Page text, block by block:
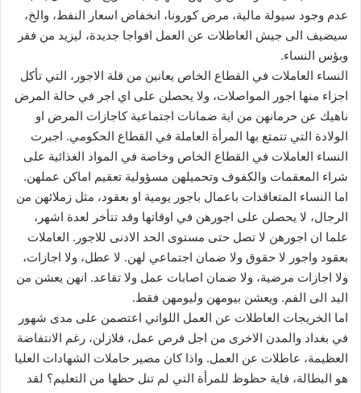
عدم وجود سيولة مالية، مرض كورونا، انخفاض اسعار النفط، والخ،
سيضيف الى جيش العاطلات عن العمل افواجا جديدة، ليزيد من فقر
وبؤس النساء.
النساء العاملات في القطاع الخاص يعانين من قلة الاجور، التي تأكل
اجزاء منها اجور المواصلات، ولا يحصلن على اي اجر في حالة المرض
ناهيك عن حرمانهن من اية ضمانات اجتماعية كاجازات المرض او
الولادة التي تتمتع بها المرأة العاملة في القطاع الحكومي. اجبرت
النساء العاملات في القطاع الخاص وخاصة في المواد الغذائية على
شراء المعقمات والكفوف وتحميلهن مسؤولية تعقيم اماكن عملهن.
اما النساء المتعاقدات باعمال باجور يومية او بعقود، مثل زملائهن من
الرجال، لا يحصلن على اجورهن في اوقاتها وقد تتأخر لعدة اشهر،
علما ان اجورهن لا تصل حتى مستوى الحد الادنى للاجور. العاملات
بعقود واجور لا حقوق ولا ضمان اجتماعي لهن. لا عطل، ولا اجازات،
ولا اجازات مرضية، ولا ضمان اصابات عمل ولا تقاعد. انهن يعشن من
اليد الى الفم. ويعشن بيومهن وليومهن فقط.
اما الخريجات العاطلات عن العمل اللواتي اعتصمن على مدى شهور
في بغداد والمدن الاخرى من اجل فرص عمل، فلازلن، رغم الانتفاضة
العظيمة، عاطلات عن العمل. واذا كان مصير حاملات الشهادات العليا
هو البطالة، فاية حظوظ للمرأة التي لم تنل حظها من التعليم؟ لقد